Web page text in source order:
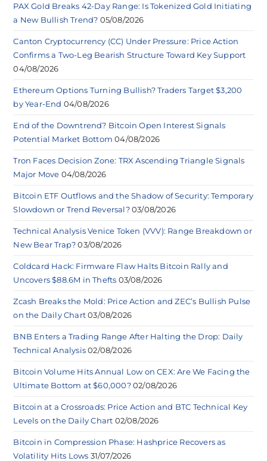
PAX Gold Breaks 42-Day Range: Is Tokenized Gold Initiating
a New Bullish Trend? 05/08/2026
Canton Cryptocurrency (CC) Under Pressure: Price Action
Confirms a Two-Leg Bearish Structure Toward Key Support
04/08/2026
Ethereum Options Turning Bullish? Traders Target $3,200
by Year-End 04/08/2026
End of the Downtrend? Bitcoin Open Interest Signals
Potential Market Bottom 04/08/2026
Tron Faces Decision Zone: TRX Ascending Triangle Signals
Major Move 04/08/2026
Bitcoin ETF Outflows and the Shadow of Security: Temporary
Slowdown or Trend Reversal? 03/08/2026
Technical Analysis Venice Token (VVV): Range Breakdown or
New Bear Trap? 03/08/2026
Coldcard Hack: Firmware Flaw Halts Bitcoin Rally and
Uncovers $88.6M in Thefts 03/08/2026
Zcash Breaks the Mold: Price Action and ZEC’s Bullish Pulse
on the Daily Chart 03/08/2026
BNB Enters a Trading Range After Halting the Drop: Daily
Technical Analysis 02/08/2026
Bitcoin Volume Hits Annual Low on CEX: Are We Facing the
Ultimate Bottom at $60,000? 02/08/2026
Bitcoin at a Crossroads: Price Action and BTC Technical Key
Levels on the Daily Chart 02/08/2026
Bitcoin in Compression Phase: Hashprice Recovers as
Volatility Hits Lows 31/07/2026